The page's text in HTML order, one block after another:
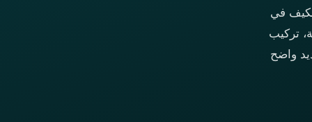
في
تركيب
واضح